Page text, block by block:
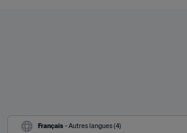
Français - Autres langues (4)